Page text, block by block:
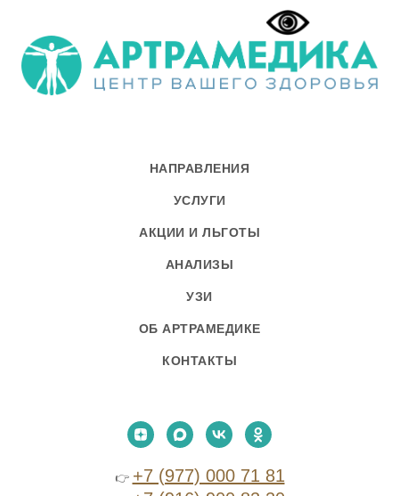
НАПРАВЛЕНИЯ
УСЛУГИ
АКЦИИ И ЛЬГОТЫ
АНАЛИЗЫ
УЗИ
ОБ АРТРАМЕДИКЕ
КОНТАКТЫ
👉 +7 (977) 000 71 81